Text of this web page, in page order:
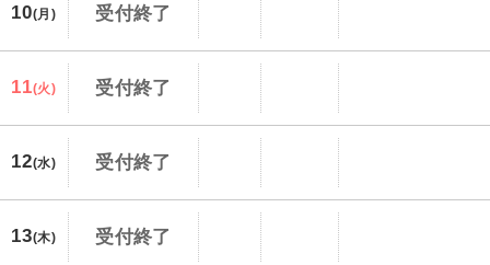
10(月) 受付終了
11(火) 受付終了
12(水) 受付終了
13(木) 受付終了